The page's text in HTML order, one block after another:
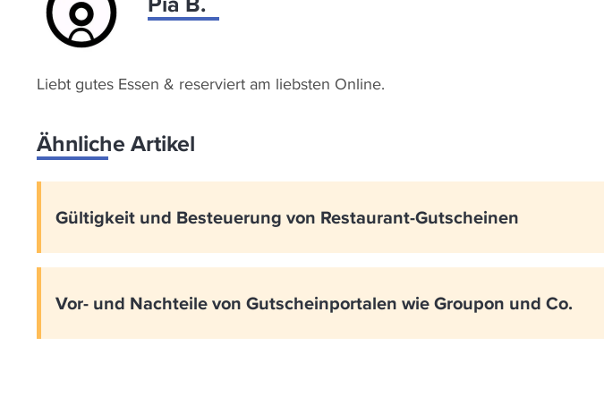
Liebt gutes Essen & reserviert am liebsten Online.
Ähnliche Artikel
Gültigkeit und Besteuerung von Restaurant-Gutscheinen
Vor- und Nachteile von Gutscheinportalen wie Groupon und Co.